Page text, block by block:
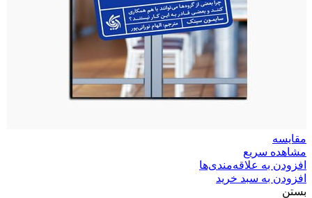
مقایسه
مشاهده سریع
افزودن به علاقه‌مندی‌ها
افزودن به سبد خرید
بستن